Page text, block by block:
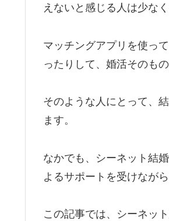
えないと感じる人は少なく
マッチングアプリを使っ
ったりして、婚活そのも
そのような人にとって、
ます。
なかでも、シーネット結
よるサポートを受けなが
この記事では、シーネッ